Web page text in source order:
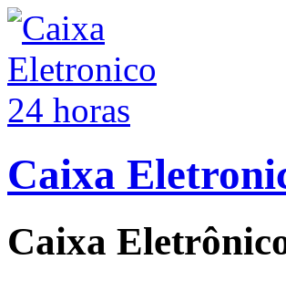
Caixa
Caixa